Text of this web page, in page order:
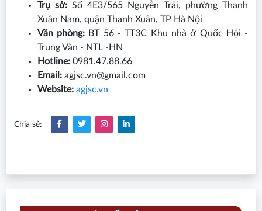
Trụ sở:Số 4E3/565 Nguyễn Trãi, phường Thanh
Xuân Nam, quận Thanh Xuân, TP Hà Nội
Văn phòng: BT 56 - TT3C Khu nhà ở Quốc Hội -
Trung Văn - NTL -HN
Hotline:0981.47.88.66
Email: agjsc.vn@gmail.com
Website: agjsc.vn
Chia sẻ: